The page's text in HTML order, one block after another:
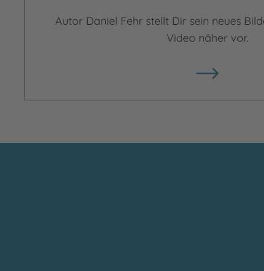
Autor Daniel Fehr stellt Dir sein neues
Video näher vor.